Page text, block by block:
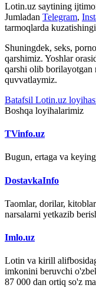
Lotin.uz saytining
Jumladan Telegram,
tarmoqlarda
Shuningdek, seks,
qarshimiz. Yoshlar
qarshi olib
quvvatlaymiz.
Batafsil Lotin.uz
Boshqa loyihalarimiz
TVinfo.uz
Bugun, ertaga va
DostavkaInfo
Taomlar, dorilar,
narsalarni yetkazib
Imlo.uz
Lotin va kirill
imkonini beruvchi
87 000 dan ortiq so'z